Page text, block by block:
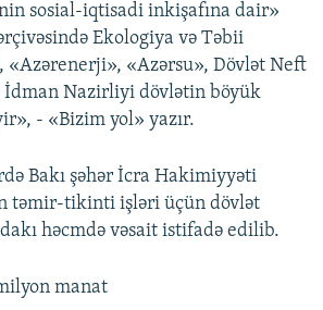
sosial-iqtisadi inkişafına dair»
Ekologiya və Təbii
«Azərenerji», «Azərsu», Dövlət Neft
İdman Nazirliyi dövlətin böyük
- «Bizim yol» yazır.
Bakı şəhər İcra Hakimiyyəti
təmir-tikinti işləri üçün dövlət
həcmdə vəsait istifadə edilib.
manat